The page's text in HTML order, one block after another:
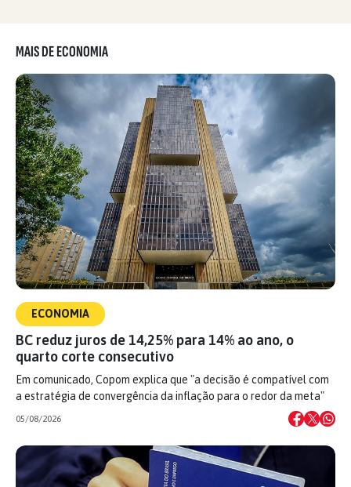
MAIS DE ECONOMIA
ECONOMIA
BC reduz juros de 14,25% para 14% ao ano, o
quarto corte consecutivo
Em comunicado, Copom explica que "a decisão é compatível com
a estratégia de convergência da inflação para o redor da meta"
05/08/2026